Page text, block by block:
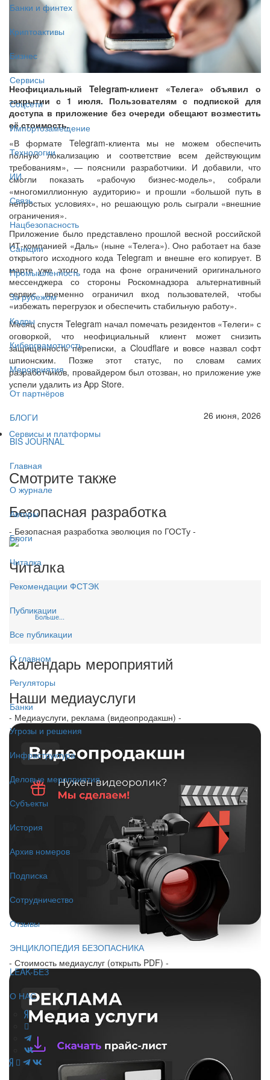
Банки и финтех
Криптоактивы
Бизнес
Сервисы
Соцсети
Импортозамещение
Технологии
ИИ
Связь
Нацбезопасность
Санкции
Промышленность
За рубежом
Кадры
Киберграмотность
Мероприятия
От партнёров
БЛОГИ
BIS JOURNAL
Главная
О журнале
Авторы
Блоги
Читалка
Рекомендации ФСТЭК
Публикации
Все публикации
О главном
Регуляторы
Банки
Угрозы и решения
Инфраструктура
Деловые мероприятия
Субъекты
История
Архив номеров
Подписка
Сотрудничество
Отзывы
ЭНЦИКЛОПЕДИЯ БЕЗОПАСНИКА
LEAK-БЕЗ
О НАС
Неофициальный Telegram-клиент «Телега» объявил о
закрытии с 1 июля. Пользователям с подпиской для
доступа в приложение без очереди обещают возместить
её стоимость.
«В формате Telegram-клиента мы не можем обеспечить
полную локализацию и соответствие всем действующим
требованиям», — пояснили разработчики. И добавили, что
смогли показать «рабочую бизнес-модель», собрали
«многомиллионную аудиторию» и прошли «большой путь в
непростых условиях», но решающую роль сыграли «внешние
ограничения».
Приложение было представлено прошлой весной российской
ИТ-компанией «Даль» (ныне «Телега»). Оно работает на базе
открытого исходного кода Telegram и внешне его копирует. В
марте уже этого года на фоне ограничений оригинального
мессенджера со стороны Роскомнадзора альтернативный
сервис временно ограничил вход пользователей, чтобы
«избежать перегрузок и обеспечить стабильную работу».
Месяц спустя Telegram начал помечать резидентов «Телеги» с
оговоркой, что неофициальный клиент может снизить
защищённость переписки, а Cloudflare и вовсе назвал софт
шпионским. Позже этот статус, по словам самих
разработчиков, провайдером был отозван, но приложение уже
успели удалить из App Store.
26 июня, 2026
Сервисы и платформы
Смотрите также
Безопасная разработка
- Безопасная разработка эволюция по ГОСТу -
Читалка
Больше...
Календарь мероприятий
Наши медиауслуги
- Медиауслуги, реклама (видеопродакшн) -
- Стоимость медиауслуг (открыть PDF) -